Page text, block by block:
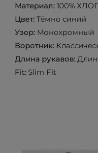
Материал: 100%
Цвет: Тёмно синий
Узор: Монохромный
Воротник:
Длина рукавов:
Fit: Slim Fit